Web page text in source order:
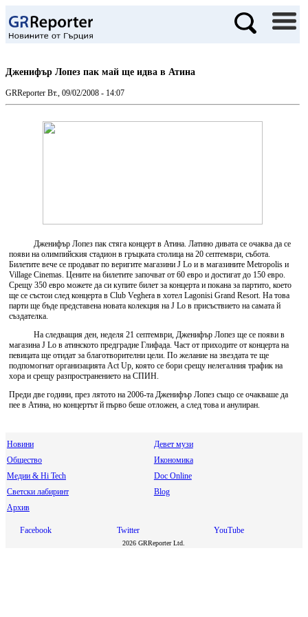
Дженифър Лопез пак май ще идва в Атина
GRReporter Вт., 09/02/2008 - 14:07
Дженифър Лопез пак стяга концерт в Атина. Латино дивата се очаква да се
появи на олимпийския стадион в гръцката столица на 20 септември, събота.
Билетите вече се продават по веригите магазини J Lo и в магазините Metropolis и
Village Cinemas. Цените на билетите започват от 60 евро и достигат до 150 евро.
Срещу 350 евро можете да си купите билет за концерта и покана за партито, което
ще се състои след концерта в Club Veghera в хотел Lagonisi Grand Resort. На това
парти ще бъде представена новата колекция на J Lo в присъствието на самата й
създателка.
На следващия ден, неделя 21 септември, Дженифър Лопез ще се появи в
магазина J Lo в атинското предградие Глифада. Част от приходите от концерта на
певицата ще отидат за благотворителни цели. По желание на звездата те ще
подпомогнат организацията Act Up, която се бори срещу нелегалния трафик на
хора и срещу разпространението на СПИН.
Преди две години, през лятото на 2006-та Дженифър Лопез също се очакваше да
пее в Атина, но концертът й първо беше отложен, а след това и анулиран.
Новини
Девет музи
Общество
Икономика
Медии & Hi Tech
Doc Online
Светски лабиринт
Blog
Архив
Facebook Twitter YouTube
2026 GRReporter Ltd.